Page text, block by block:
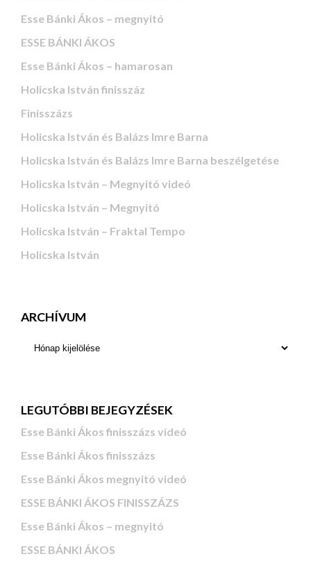
Esse Bánki Ákos – megnyitó
ESSE BÁNKI ÁKOS
Esse Bánki Ákos – hamarosan
Holicska István finisszáz
Finisszázs
Holicska István és Balázs Imre Barna
Holicska István és Balázs Imre Barna beszélgetése
Holicska István – Megnyitó videó
Holicska István – Megnyitó
Holicska István – Fraktal Tempo
Holicska István
ARCHÍVUM
LEGUTÓBBI BEJEGYZÉSEK
Esse Bánki Ákos finisszázs videó
Esse Bánki Ákos finisszázs
Esse Bánki Ákos megnyitó videó
ESSE BÁNKI ÁKOS FINISSZÁZS
Esse Bánki Ákos – megnyitó
ESSE BÁNKI ÁKOS